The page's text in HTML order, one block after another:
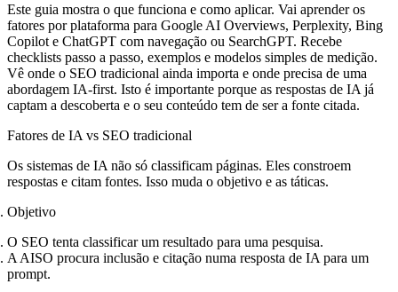
Este guia mostra o que funciona e como aplicar. Vai aprender os
fatores por plataforma para Google AI Overviews, Perplexity, Bing
Copilot e ChatGPT com navegação ou SearchGPT. Recebe
checklists passo a passo, exemplos e modelos simples de medição.
Vê onde o SEO tradicional ainda importa e onde precisa de uma
abordagem IA‑first. Isto é importante porque as respostas de IA já
captam a descoberta e o seu conteúdo tem de ser a fonte citada.
Fatores de IA vs SEO tradicional
Os sistemas de IA não só classificam páginas. Eles constroem
respostas e citam fontes. Isso muda o objetivo e as táticas.
Objetivo
O SEO tenta classificar um resultado para uma pesquisa.
A AISO procura inclusão e citação numa resposta de IA para um
prompt.